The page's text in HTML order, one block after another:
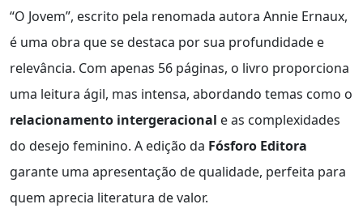
“O Jovem”, escrito pela renomada autora Annie Ernaux,
é uma obra que se destaca por sua profundidade e
relevância. Com apenas 56 páginas, o livro proporciona
uma leitura ágil, mas intensa, abordando temas como o
relacionamento intergeracional e as complexidades
do desejo feminino. A edição da Fósforo Editora
garante uma apresentação de qualidade, perfeita para
quem aprecia literatura de valor.